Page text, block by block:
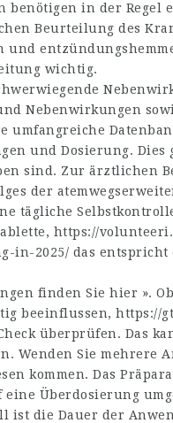
in der Regel
Beurteilung des
und
wichtig.
Nebenwirkungen
und Dosierung.
sind. Zur ärztlichen
der
tägliche
https://
in-2025/ das entspricht
finden Sie hier ».
beeinflussen, https://
überprüfen. Das
Wenden Sie mehrere
kommen. Das
eine Überdosierung
ist die Dauer der